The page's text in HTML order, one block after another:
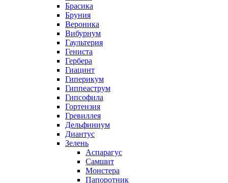
Брасика
Бруния
Вероника
Вибурнум
Гаультерия
Гениста
Гербера
Гиацинт
Гиперикум
Гиппеаструм
Гипсофила
Гортензия
Гревиллея
Дельфиниум
Диантус
Зелень
Аспарагус
Самшит
Монстера
Папоротник